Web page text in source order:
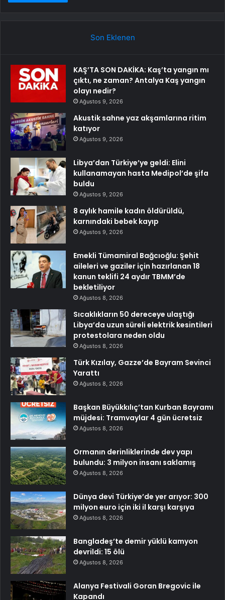
Son Eklenen
KAŞ’TA SON DAKİKA: Kaş’ta yangın mı
çıktı, ne zaman? Antalya Kaş yangın
olayı nedir?
Ağustos 9, 2026
Akustik sahne yaz akşamlarına ritim
katıyor
Ağustos 9, 2026
Libya’dan Türkiye’ye geldi: Elini
kullanamayan hasta Medipol’de şifa
buldu
Ağustos 9, 2026
8 aylık hamile kadın öldürüldü,
karnındaki bebek kayıp
Ağustos 9, 2026
Emekli Tümamiral Bağcıoğlu: Şehit
aileleri ve gaziler için hazırlanan 18
kanun teklifi 24 aydır TBMM’de
bekletiliyor
Ağustos 8, 2026
Sıcaklıkların 50 dereceye ulaştığı
Libya’da uzun süreli elektrik kesintileri
protestolara neden oldu
Ağustos 8, 2026
Türk Kızılay, Gazze’de Bayram Sevinci
Yarattı
Ağustos 8, 2026
Başkan Büyükkılıç’tan Kurban Bayramı
müjdesi: Tramvaylar 4 gün ücretsiz
Ağustos 8, 2026
Ormanın derinliklerinde dev yapı
bulundu: 3 milyon insanı saklamış
Ağustos 8, 2026
Dünya devi Türkiye’de yer arıyor: 300
milyon euro için iki il karşı karşıya
Ağustos 8, 2026
Bangladeş’te demir yüklü kamyon
devrildi: 15 ölü
Ağustos 8, 2026
Alanya Festivali Goran Bregovic ile
Kapandı